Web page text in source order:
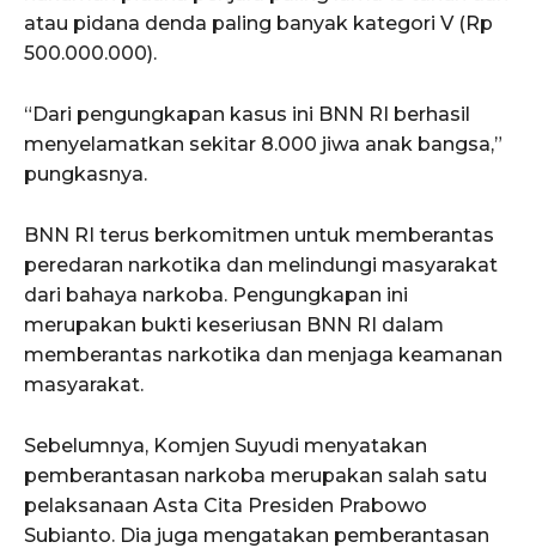
atau pidana denda paling banyak kategori V (Rp
500.000.000).
“Dari pengungkapan kasus ini BNN RI berhasil
menyelamatkan sekitar 8.000 jiwa anak bangsa,”
pungkasnya.
BNN RI terus berkomitmen untuk memberantas
peredaran narkotika dan melindungi masyarakat
dari bahaya narkoba. Pengungkapan ini
merupakan bukti keseriusan BNN RI dalam
memberantas narkotika dan menjaga keamanan
masyarakat.
Sebelumnya, Komjen Suyudi menyatakan
pemberantasan narkoba merupakan salah satu
pelaksanaan Asta Cita Presiden Prabowo
Subianto. Dia juga mengatakan pemberantasan